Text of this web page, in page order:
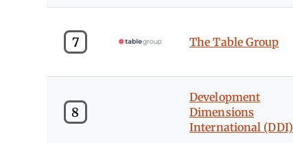
7 The Table Group
8
Development
Dimensions
International (DDI)